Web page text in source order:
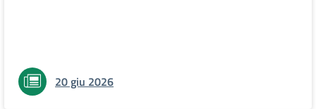
20 giu 2026